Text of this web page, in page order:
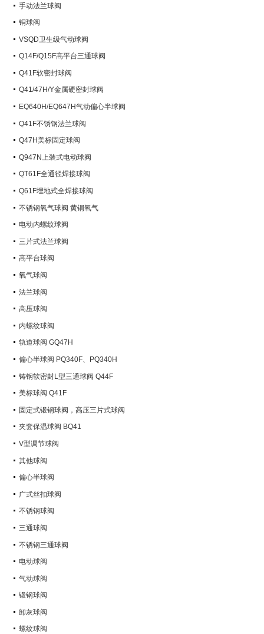
手动法兰球阀
铜球阀
VSQD卫生级气动球阀
Q14F/Q15F高平台三通球阀
Q41F软密封球阀
Q41/47H/Y金属硬密封球阀
EQ640H/EQ647H气动偏心半球阀
Q41F不锈钢法兰球阀
Q47H美标固定球阀
Q947N上装式电动球阀
QT61F全通径焊接球阀
Q61F埋地式全焊接球阀
不锈钢氧气球阀 黄铜氧气
电动内螺纹球阀
三片式法兰球阀
高平台球阀
氧气球阀
法兰球阀
高压球阀
内螺纹球阀
轨道球阀 GQ47H
偏心半球阀 PQ340F、PQ340H
铸钢软密封L型三通球阀 Q44F
美标球阀 Q41F
固定式锻钢球阀，高压三片式球阀
Q347Y,Q347F
夹套保温球阀 BQ41
V型调节球阀
其他球阀
偏心半球阀
广式丝扣球阀
不锈钢球阀
三通球阀
不锈钢三通球阀
电动球阀
气动球阀
锻钢球阀
卸灰球阀
螺纹球阀